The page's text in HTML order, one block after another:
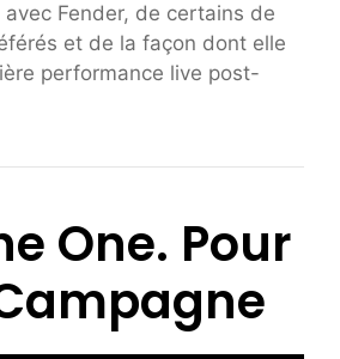
Fender, de certains de
et de la façon dont elle
performance live post-
One. Pour